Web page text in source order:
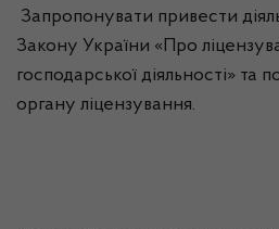
Запропонувати привести
Закону України «Про
господарської діяльності» та
органу ліцензування.